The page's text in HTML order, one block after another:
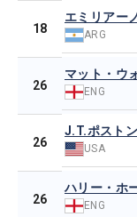
18
エミリアー
ARG
26
マット・ウ
ENG
26
J.T.ポストン
USA
26
ハリー・ホ
ENG